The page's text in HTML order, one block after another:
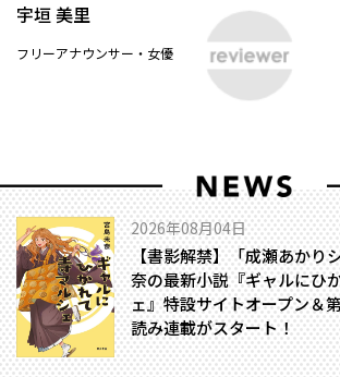
宇垣 美里
フリーアナウンサー・女優
2026年08月04日
【書影解禁】「成瀬あかり
奈の最新小説『ギャルにひ
ェ』特設サイトオープン＆
読み連載がスタート！